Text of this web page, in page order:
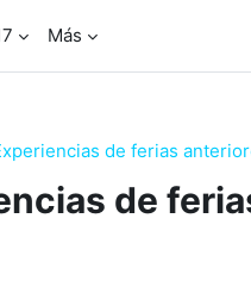
Más
de ferias
de